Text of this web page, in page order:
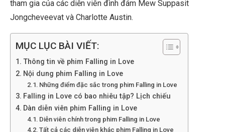
tham gia của các diễn viên đình đám Mew Suppasit
Jongcheveevat và Charlotte Austin.
MỤC LỤC BÀI VIẾT:
Thông tin về phim Falling in Love
Nội dung phim Falling in Love
Những điểm đặc sắc trong phim Falling in Love
Falling in Love có bao nhiêu tập? Lịch chiếu
Dàn diễn viên phim Falling in Love
Diễn viên chính trong phim Falling in Love
Tất cả các diễn viên khác phim Falling in Love